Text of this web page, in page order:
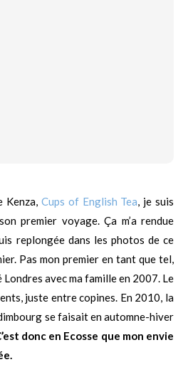
Cups of English Tea , je suis
premier voyage. Ça m’a rendue
replongée dans les photos de ce
Pas mon premier en tant que tel,
Londres avec ma famille en 2007. Le
juste entre copines. En 2010, la
se faisait en automne-hiver
donc en Ecosse que mon envie